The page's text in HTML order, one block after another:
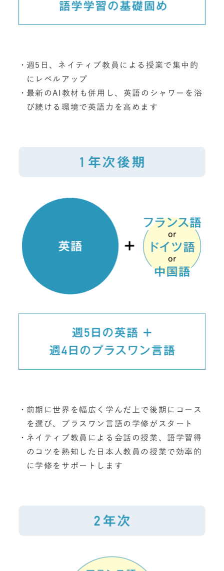
週5日、ネイティブ教員による授業で集中的
にレベルアップ
最新のAI教材も併用し、英語のシャワーを浴
び続ける環境で英語力を高めます
前期に世界を幅広く学んだ上で後期にコース
を選び、プラスワン言語の学修がスタート
ネイティブ教員による会話の授業、語学習得
のコツを熟知した日本人教員の授業で効率的
に学修をサポートします